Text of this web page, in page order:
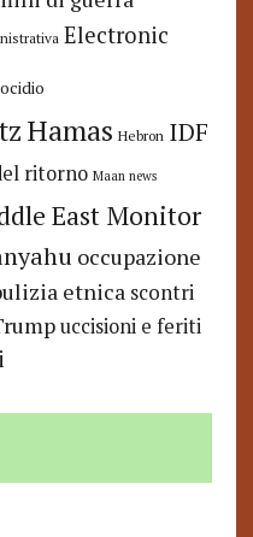
Electronic
Hamas Hebron IDF
ritorno Maan news
East Monitor
occupazione
etnica scontri
uccisioni e feriti